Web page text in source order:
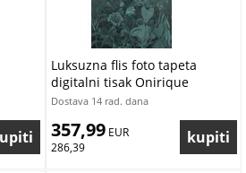
|
Luksuzna flis foto tapeta
digitalni tisak Onirique
OND22100 | 200 x 300 cm |
Dostava 14 rad. dana
357,99 EUR
286,39